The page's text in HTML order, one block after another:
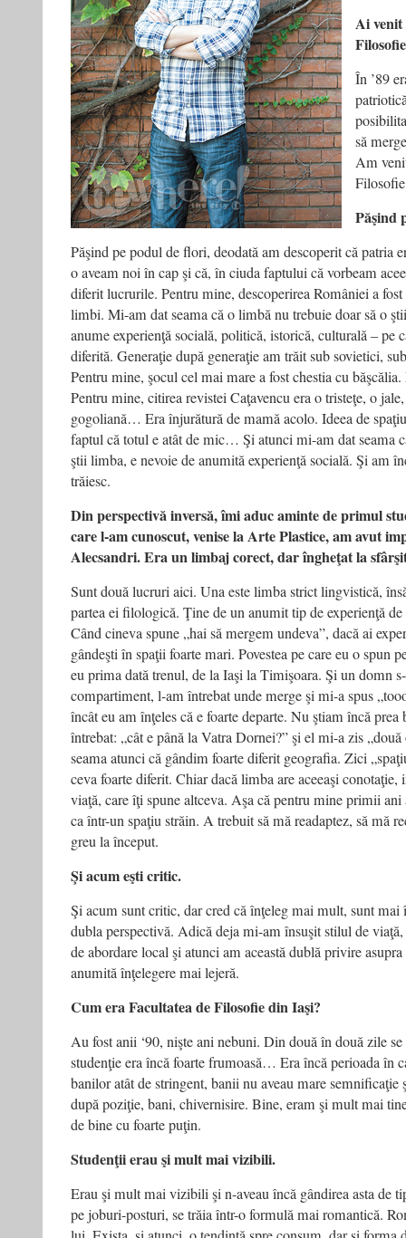
Ai venit
În ’89
să
Am
Păşind
Păşind pe podul de flori, deodată am descoperit că patria
o aveam noi în cap şi că, în ciuda faptului că vorbeam
diferit lucrurile. Pentru mine, descoperirea României a
limbi. Mi-am dat seama că o limbă nu trebuie doar să o
anume experienţă socială, politică, istorică, culturală – pe
diferită. Generaţie după generaţie am trăit sub sovietici,
Pentru mine, şocul cel mai mare a fost chestia cu
Pentru mine, citirea revistei Caţavencu era o tristeţe, o
gogoliană… Era înjurătură de mamă acolo. Ideea de
faptul că totul e atât de mic… Şi atunci mi-am dat seama
ştii limba, e nevoie de anumită experienţă socială. Şi am
trăiesc.
Din perspectivă inversă, îmi aduc aminte de primul
care l-am cunoscut, venise la Arte Plastice, am avut
Alecsandri. Era un limbaj corect, dar îngheţat la
Sunt două lucruri aici. Una este limba strict lingvistică,
partea ei filologică. Ţine de un anumit tip de experienţă
Când cineva spune „hai să mergem undeva”, dacă ai
gândeşti în spaţii foarte mari. Povestea pe care eu o spun
eu prima dată trenul, de la Iaşi la Timişoara. Şi un domn
compartiment, l-am întrebat unde merge şi mi-a spus
încât eu am înţeles că e foarte departe. Nu ştiam încă
întrebat: „cât e până la Vatra Dornei?” şi el mi-a zis
seama atunci că gândim foarte diferit geografia. Zici
ceva foarte diferit. Chiar dacă limba are aceeaşi conotaţie,
viaţă, care îţi spune altceva. Aşa că pentru mine primii
ca într-un spaţiu străin. A trebuit să mă readaptez, să mă
greu la început.
Şi acum eşti critic.
Şi acum sunt critic, dar cred că înţeleg mai mult, sunt mai
dubla perspectivă. Adică deja mi-am însuşit stilul de
de abordare local şi atunci am această dublă privire
anumită înţelegere mai lejeră.
Cum era Facultatea de Filosofie din Iaşi?
Au fost anii ‘90, nişte ani nebuni. Din două în două zile se
studenţie era încă foarte frumoasă… Era încă perioada în
banilor atât de stringent, banii nu aveau mare semnificaţie
după poziţie, bani, chivernisire. Bine, eram şi mult mai
de bine cu foarte puţin.
Studenţii erau şi mult mai vizibili.
Erau şi mult mai vizibili şi n-aveau încă gândirea asta de
pe joburi-posturi, se trăia într-o formulă mai romantică.